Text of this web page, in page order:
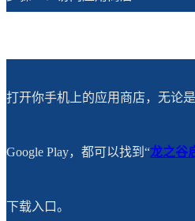
打开你手机上的应用商店，无论
Google Play，都可以找到 “龙之谷
下载入口。